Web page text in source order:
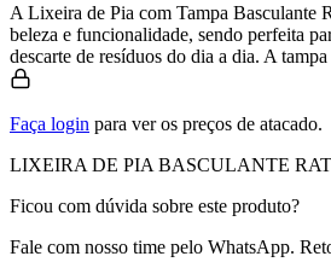
A Lixeira de Pia com Tampa Basculante
beleza e funcionalidade, sendo perfeita
descarte de resíduos do dia a dia. A
Faça login para ver os preços de atacado.
LIXEIRA DE PIA BASCULANTE
Ficou com dúvida sobre este produto?
Fale com nosso time pelo WhatsApp.